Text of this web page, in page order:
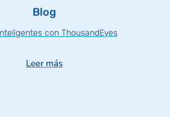
Blog
con ThousandEyes
Leer más